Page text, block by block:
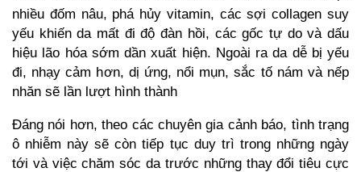
nhiều đốm nâu, phá hủy vitamin, các sợi collagen suy
yếu khiến da mất đi độ đàn hồi, các gốc tự do và dấu
hiệu lão hóa sớm dần xuất hiện. Ngoài ra da dễ bị yếu
đi, nhạy cảm hơn, dị ứng, nổi mụn, sắc tố nám và nếp
nhăn sẽ lần lượt hình thành
Đáng nói hơn, theo các chuyên gia cảnh báo, tình trạng
ô nhiễm này sẽ còn tiếp tục duy trì trong những ngày
tới và việc chăm sóc da trước những thay đổi tiêu cực